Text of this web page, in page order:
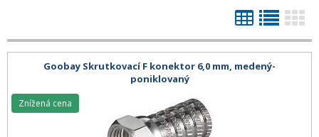
Goobay Skrutkovací F konektor 6,0 mm, medený-
poniklovaný
Znížená cena